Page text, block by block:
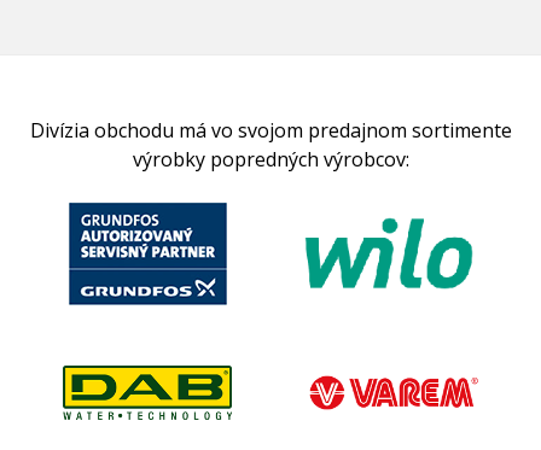
Divízia obchodu má vo svojom predajnom sortimente
výrobky popredných výrobcov: